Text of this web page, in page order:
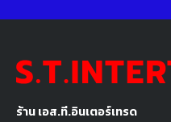
ร้าน เอส.ที.อินเตอร์เทรด